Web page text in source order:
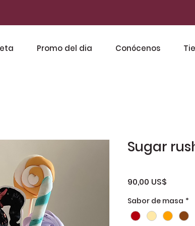
Promo del dia Conócenos
Sugar
90,00 US$
Sabor de masa *